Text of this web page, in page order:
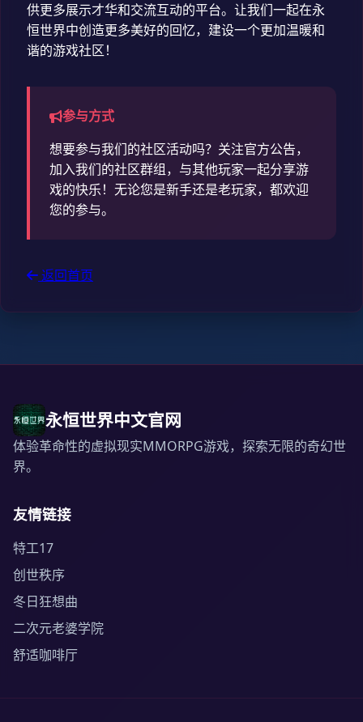
供更多展示才华和交流互动的平台。让我们一起在永
恒世界中创造更多美好的回忆，建设一个更加温暖和
谐的游戏社区！
参与方式
想要参与我们的社区活动吗？关注官方公告，
加入我们的社区群组，与其他玩家一起分享游
戏的快乐！无论您是新手还是老玩家，都欢迎
您的参与。
返回首页
永恒世界中文官网
体验革命性的虚拟现实MMORPG游戏，探索无限的奇幻世
界。
友情链接
特工17
创世秩序
冬日狂想曲
二次元老婆学院
舒适咖啡厅